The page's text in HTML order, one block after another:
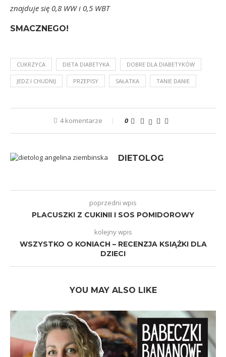
znajduje się 0,8 WW i 0,5 WBT
SMACZNEGO!
CUKRZYCA DIETA DIABETYKA DOBRE DLA DIABETYKÓW
JEDZ I CHUDNIJ PRZEPISY SAŁATKA TANIE DANIE
4 komentarze 0
DIETOLOG
poprzedni wpis
PLACUSZKI Z CUKINII I SOS POMIDOROWY
kolejny wpis
WSZYSTKO O KONIACH – RECENZJA KSIĄŻKI DLA
DZIECI
YOU MAY ALSO LIKE